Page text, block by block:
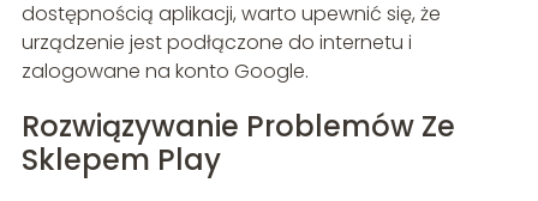
dostępnością aplikacji, warto upewnić się, że
urządzenie jest podłączone do internetu i
zalogowane na konto Google.
Rozwiązywanie Problemów Ze
Sklepem Play